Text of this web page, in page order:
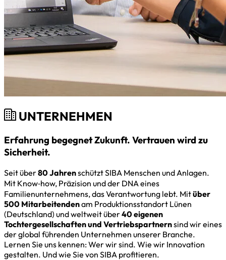
UNTERNEHMEN
Erfahrung begegnet Zukunft. Vertrauen wird zu
Sicherheit.
Seit über80 Jahrenschützt SIBA Menschen und Anlagen.
Mit Know‑how, Präzision und der DNA eines
Familienunternehmens, das Verantwortung lebt. Mitüber
500 Mitarbeitendenam Produktionsstandort Lünen
(Deutschland) und weltweit über40 eigenen
Tochtergesellschaften und Vertriebspartnernsind wir eines
der global führenden Unternehmen unserer Branche.
Lernen Sie uns kennen: Wer wir sind. Wie wir Innovation
gestalten. Und wie Sie von SIBA profitieren.